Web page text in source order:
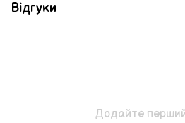
Відгуки
Додайте перший